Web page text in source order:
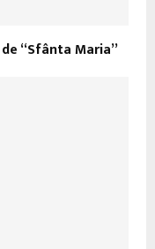
“Sfânta Maria”